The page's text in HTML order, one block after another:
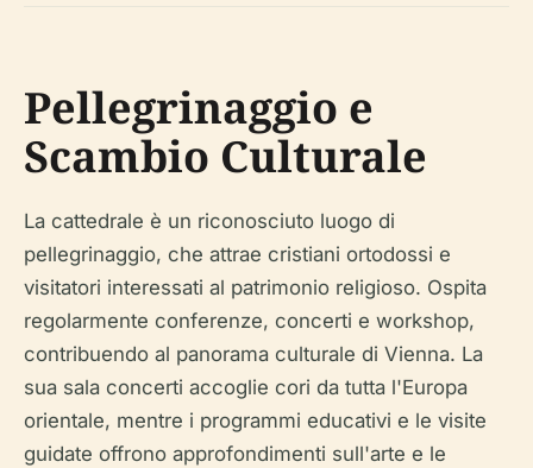
Pellegrinaggio e
Scambio Culturale
La cattedrale è un riconosciuto luogo di
pellegrinaggio, che attrae cristiani ortodossi e
visitatori interessati al patrimonio religioso. Ospita
regolarmente conferenze, concerti e workshop,
contribuendo al panorama culturale di Vienna. La
sua sala concerti accoglie cori da tutta l'Europa
orientale, mentre i programmi educativi e le visite
guidate offrono approfondimenti sull'arte e le